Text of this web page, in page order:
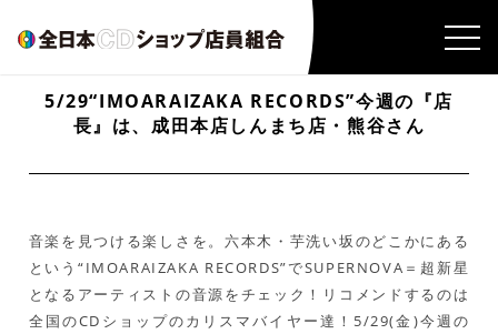
5/29“IMOARAIZAKA RECORDS”今週の『店
長』は、成田本店しんまち店・熊谷さん
音楽を見つける楽しさを。六本木・芋洗い坂のどこかにある
という“IMOARAIZAKA RECORDS”でSUPERNOVA＝超新星
となるアーティストの音源をチェック！リコメンドするのは
全国のCDショップのカリスマバイヤー達！5/29(金)今週の